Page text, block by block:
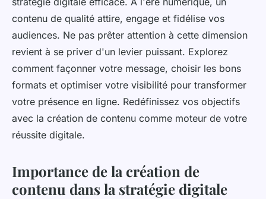
contenu de qualité attire, engage et fidélise vos
audiences. Ne pas prêter attention à cette dimension
revient à se priver d'un levier puissant. Explorez
comment façonner votre message, choisir les bons
formats et optimiser votre visibilité pour transformer
votre présence en ligne. Redéfinissez vos objectifs
avec la création de contenu comme moteur de votre
réussite digitale.
Importance de la création de
contenu dans la stratégie digitale